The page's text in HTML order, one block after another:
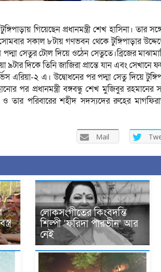
গিয়েছেন প্রধানমন্ত্রী শেখ হাসিনা।
সকাল ৮টায় গণভবন থেকে টুঙ্গিপাড়ার
সেতুর টোল দিয়ে ওঠেন সেতুতে।ব্রিজের
৯টার দিকে তিনি জাজিরা প্রান্তে যান এবং
এরিয়া-২ এ। উদ্বোধনের পর পদ্মা সেতু দিয়ে
পর প্রধানমন্ত্রী বঙ্গবন্ধু শেখ মুজিবুর রহমানের
তার পরিবারের শহীদ সদস্যদের রুহের
Mail
লোকসংগীতের কিংবদন্তি
শিল্পী ‘ফরিদা পারভীন’ আর
নেই